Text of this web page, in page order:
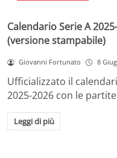
Calendario Serie A
(versione stampabile)
Giovanni Fortunato 8
Ufficializzato il
2025-2026 con le
Leggi di più